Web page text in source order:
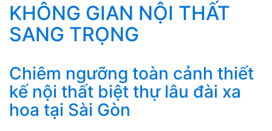
KHÔNG GIAN NỘI THẤT
SANG TRỌNG
Chiêm ngưỡng toàn cảnh thiết
kế nội thất biệt thự lâu đài xa
hoa tại Sài Gòn